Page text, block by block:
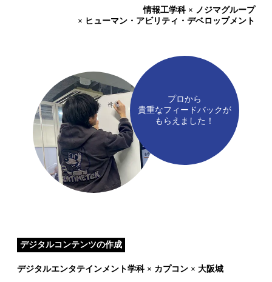
情報工学科 × ノジマグループ
× ヒューマン・アビリティ・デベロップメント
プロから
貴重なフィードバックが
もらえました！
デジタルコンテンツの作成
デジタルエンタテインメント学科 × カプコン × 大阪城